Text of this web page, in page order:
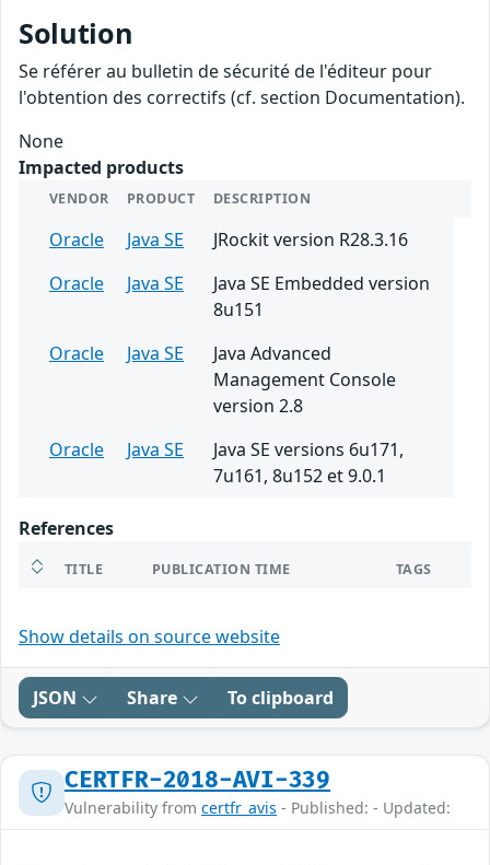
Solution
Se référer au bulletin de sécurité de l'éditeur pour
l'obtention des correctifs (cf. section Documentation).
None
Impacted products
VENDOR PRODUCT DESCRIPTION
Oracle Java SE
JRockit version R28.3.16
Oracle
Java SE
Java SE Embedded version
8u151
Oracle
Java SE
Java Advanced
Management Console
version 2.8
Oracle
Java SE
Java SE versions 6u171,
7u161, 8u152 et 9.0.1
References
TITLE PUBLICATION TIME TAGS
Show details on source website
JSON Share To clipboard
CERTFR-2018-AVI-339
Vulnerability from certfr_avis - Published: - Updated: